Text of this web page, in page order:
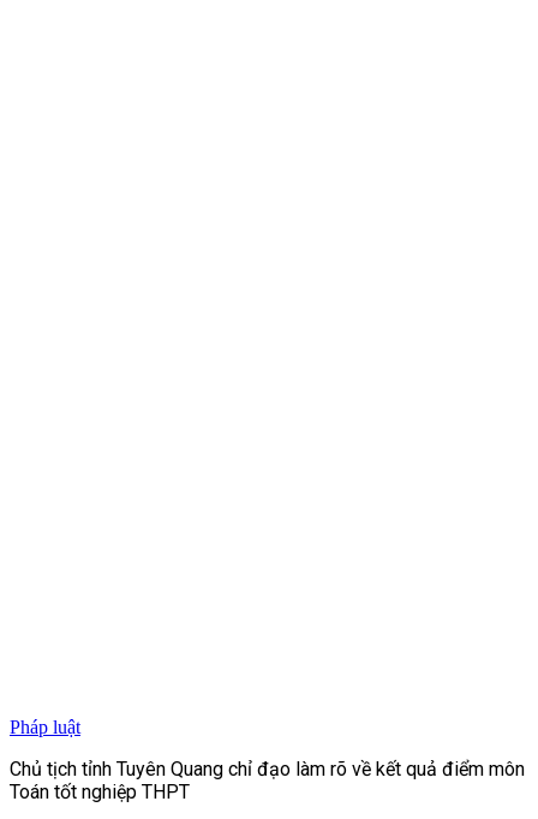
Pháp luật
Chủ tịch tỉnh Tuyên Quang chỉ đạo làm rõ về kết quả điểm môn
Toán tốt nghiệp THPT